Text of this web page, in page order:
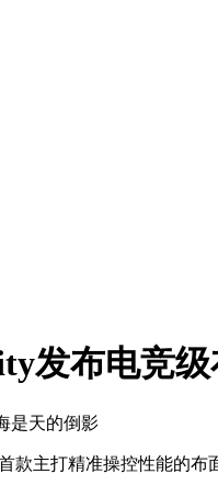
发布电竞
是天的倒影
款主打精准操控性能的